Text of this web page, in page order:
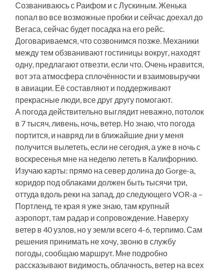
Созваниваюсь с Раифом и с Лускиным. Женька
попал во все возможные пробки и сейчас доехал до
Вегаса, сейчас будет посадка на его рейс.
Договариваемся, что созвонимся позже. Механики
между тем обзванивают гостиницы вокруг, находят
одну, предлагают отвезти, если что. Очень нравится,
вот эта атмосфера сплочённости и взаимовыручки
в авиации. Её составляют и поддерживают
прекрасные люди, все друг другу помогают.
А погода действительно выглядит неважно, потолок
в 7 тысяч, ливень, ночь, ветер. Но знаю, что погода
портится, и навряд ли в ближайшие дни у меня
получится вылететь, если не сегодня, а уже в ночь с
воскресенья мне на неделю лететь в Калифорнию.
Изучаю карты: прямо на север долина до Gorge-а,
коридор под облаками должен быть тысячи три,
оттуда вдоль реки на запад, до следующего VOR-а –
Портленд, те края я уже знаю, там крупный
аэропорт, там радар и сопровождение. Наверху
ветер в 40 узлов, но у земли всего 4-6, терпимо. Сам
решения принимать не хочу, звоню в службу
погоды, сообщаю маршрут. Мне подробно
рассказывают видимость, облачность, ветер на всех